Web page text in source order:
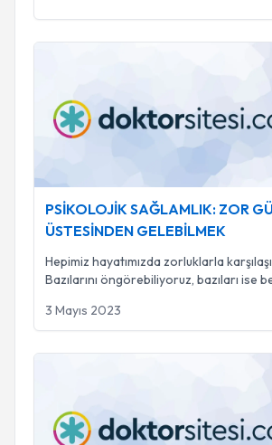
PSİKOLOJİK SAĞLAMLIK: ZOR
ÜSTESİNDEN GELEBİLMEK
Hepimiz hayatımızda zorluklarla
Bazılarını öngörebiliyoruz, bazıları ise
3 Mayıs 2023